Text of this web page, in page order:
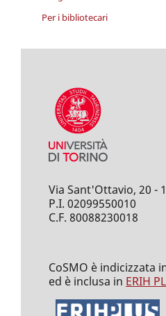
Per i bibliotecari
Via Sant'Ottavio, 20 -
P.I. 02099550010
C.F. 80088230018
CoSMO è indicizzata
ed è inclusa in ERIH